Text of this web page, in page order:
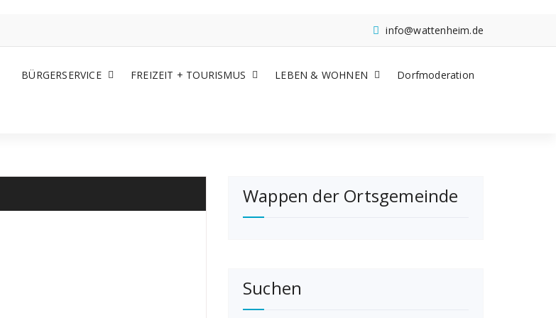
info@wattenheim.de
BÜRGERSERVICE FREIZEIT + TOURISMUS LEBEN & WOHNEN Dorfmoderation
Wappen der Ortsgemeinde
Suchen